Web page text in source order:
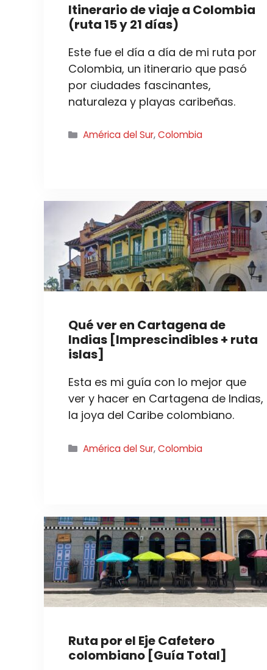
Itinerario de viaje a Colombia
(ruta 15 y 21 días)
Este fue el día a día de mi ruta por
Colombia, un itinerario que pasó
por ciudades fascinantes,
naturaleza y playas caribeñas.
Categorías
América del Sur,Colombia
Qué ver en Cartagena de
Indias [Imprescindibles + ruta
islas]
Esta es mi guía con lo mejor que
ver y hacer en Cartagena de Indias,
la joya del Caribe colombiano.
Categorías
América del Sur,Colombia
Ruta por el Eje Cafetero
colombiano [Guía Total]